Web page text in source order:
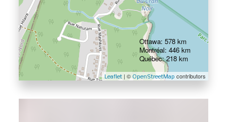
Leaflet| © OpenStreetMap contributors
Ottawa: 578 km
Montréal: 446 km
Québec: 218 km